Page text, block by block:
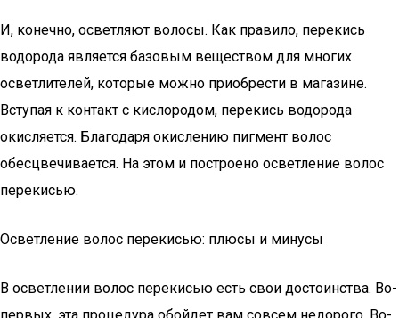
И, конечно, осветляют волосы. Как правило, перекись
водорода является базовым веществом для многих
осветлителей, которые можно приобрести в магазине.
Вступая к контакт с кислородом, перекись водорода
окисляется. Благодаря окислению пигмент волос
обесцвечивается. На этом и построено осветление волос
перекисью.
Осветление волос перекисью: плюсы и минусы
В осветлении волос перекисью есть свои достоинства. Во-